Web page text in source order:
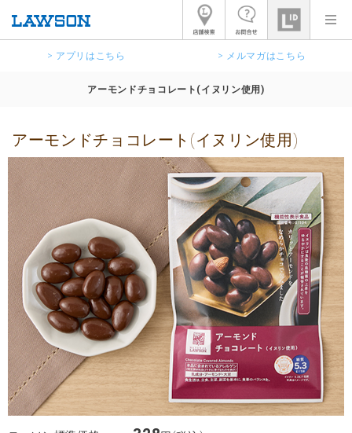
> アプリはこちら > メルマガはこちら
アーモンドチョコレート(イヌリン使用)
アーモンドチョコレート(イヌリン使用)